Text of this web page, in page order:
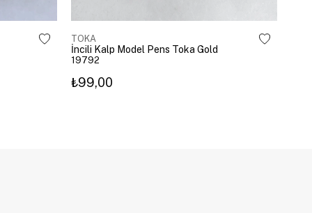
TOKA
İncili Kalp Model Pens Toka Gold
19792
₺99,00